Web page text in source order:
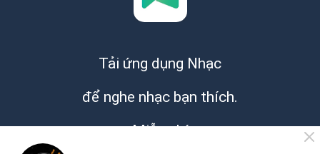
Tải ứng dụng Nhạc
để nghe nhạc bạn thích.
Miễn phí